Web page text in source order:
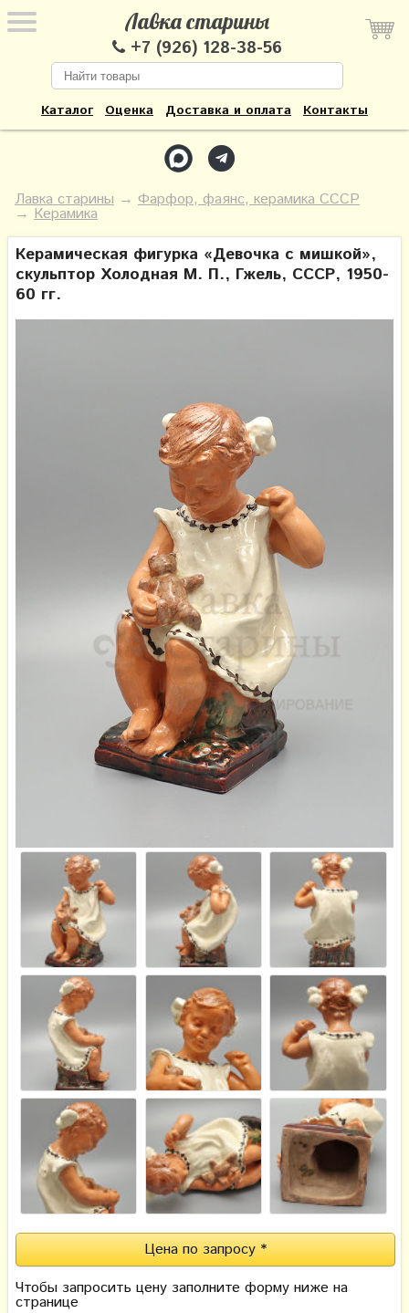
Лавка старины
+7 (926) 128-38-56
Каталог Оценка Доставка и оплата Контакты
Лавка старины → Фарфор, фаянс, керамика СССР
→ Керамика
Керамическая фигурка «Девочка с мишкой»,
скульптор Холодная М. П., Гжель, СССР, 1950-
60 гг.
Цена по запросу *
Чтобы запросить цену заполните форму ниже на
странице